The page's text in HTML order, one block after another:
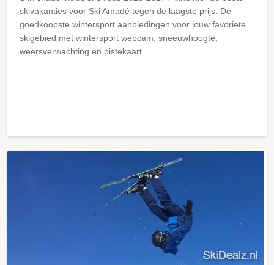
skivakanties voor Ski Amadé tegen de laagste prijs. De
goedkoopste wintersport aanbiedingen voor jouw favoriete
skigebied met wintersport webcam, sneeuwhoogte,
weersverwachting en pistekaart.